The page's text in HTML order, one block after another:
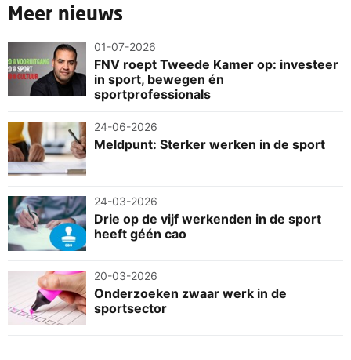
Meer nieuws
01-07-2026
FNV roept Tweede Kamer op: investeer
in sport, bewegen én
sportprofessionals
24-06-2026
Meldpunt: Sterker werken in de sport
24-03-2026
Drie op de vijf werkenden in de sport
heeft géén cao
20-03-2026
Onderzoeken zwaar werk in de
sportsector